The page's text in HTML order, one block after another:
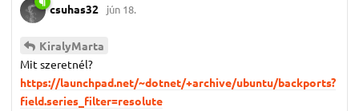
csuhas32 jún 18.
KiralyMarta
Mit szeretnél?
https://launchpad.net/~dotnet/+archive/ubuntu/backports?
field.series_filter=resolute